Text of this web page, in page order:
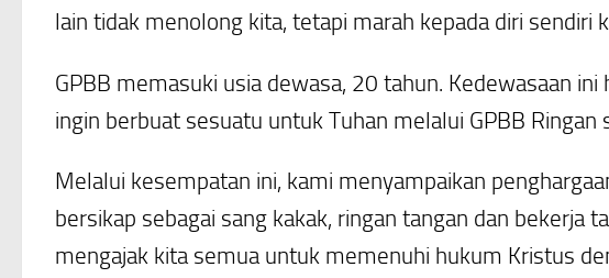
lain tidak menolong kita, tetapi marah kepada diri sendiri
GPBB memasuki usia dewasa, 20 tahun. Kedewasaan
ingin berbuat sesuatu untuk Tuhan melalui GPBB Ringan
Melalui kesempatan ini, kami menyampaikan
bersikap sebagai sang kakak, ringan tangan dan bekerja
mengajak kita semua untuk memenuhi hukum Kristus